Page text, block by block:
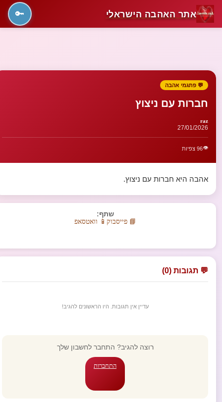
אתר האהבה הישראלי 🔑
💬 פתגמי אהבה
חברות עם ניצוץ
raz
27/01/2026
👁️96 צפיות
אהבה היא חברות עם ניצוץ.
שתף:
📘 פייסבוק 📱 וואטסאפ
💬 תגובות (0)
עדיין אין תגובות. היו הראשונים להגיב!
רוצה להגיב? התחבר לחשבון שלך
התחברות